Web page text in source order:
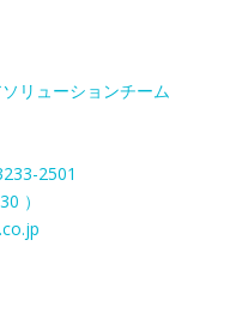
リューションチーム
2501
）